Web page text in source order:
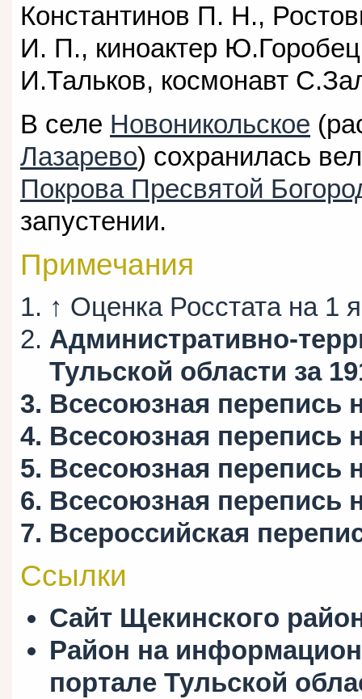
Константинов П. Н.,
И. П., киноактер
И.Тальков, космонавт
В селе Новоникольское
Лазарево) сохранилась
Покрова Пресвятой
запустении.
Примечания
↑ Оценка Росстата на 1
Административно-
Тульской области за
Всесоюзная перепись
Всесоюзная перепись
Всесоюзная перепись
Всесоюзная перепись
Всероссийская
Ссылки
Сайт Щекинского
Район на
портале Тульской